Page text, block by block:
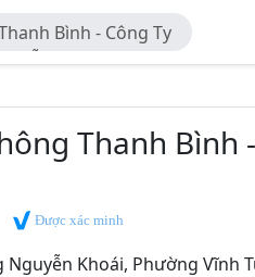
Bình - Công Ty
Viễn Thông Thanh
Thanh Bình
Được xác minh
Khoái, Phường Vĩnh